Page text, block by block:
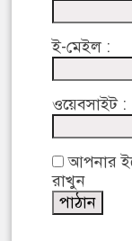
ই-মেইল :
ওয়েবসাইট :
আপনার
রাখুন